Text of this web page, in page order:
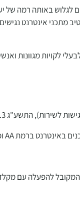
באותה רמה של
מתכני אינטרנט
לקויות מגוונות
לשירות), התשע"ג 2013.
המקובל להפעלה עם